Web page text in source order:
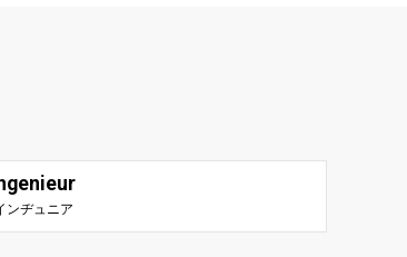
ンヂュニア